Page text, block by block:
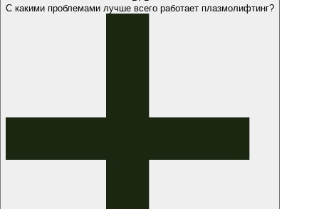
С какими проблемами лучше всего работает плазмолифтинг?